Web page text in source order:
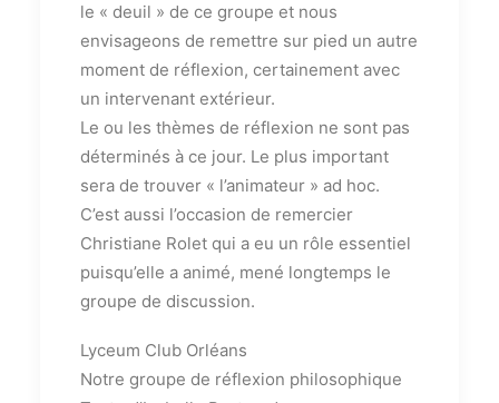
le « deuil » de ce groupe et nous
envisageons de remettre sur pied un autre
moment de réflexion, certainement avec
un intervenant extérieur.
Le ou les thèmes de réflexion ne sont pas
déterminés à ce jour. Le plus important
sera de trouver « l’animateur » ad hoc.
C’est aussi l’occasion de remercier
Christiane Rolet qui a eu un rôle essentiel
puisqu’elle a animé, mené longtemps le
groupe de discussion.
Lyceum Club Orléans
Notre groupe de réflexion philosophique